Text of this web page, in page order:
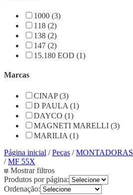
1000 (3)
118 (2)
138 (2)
147 (2)
15.180 EOD (1)
Marcas
CINAP (3)
D PAULA (1)
DAYCO (1)
MAGNETI MARELLI (3)
MARILIA (1)
Página inicial /Peças /MONTADORAS
/MF 55X
Mostrar filtros
Produtos por página:
Ordenação: